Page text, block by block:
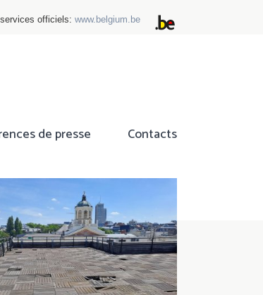
officiels: www.belgium.be
de presse Contacts